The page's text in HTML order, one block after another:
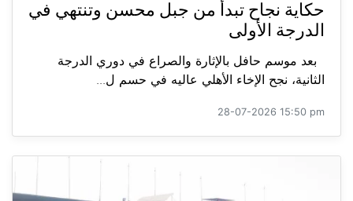
حكاية نجاح تبدأ من جبل محسن وتنتهي في
الدرجة الأولى
بعد موسم حافل بالإثارة والصراع في دوري الدرجة
الثانية، نجح الإخاء الأهلي عاليه في حسم ل...
28-07-2026 15:50 pm